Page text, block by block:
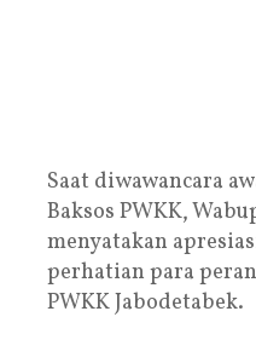
Saat diwawancara
Baksos PWKK,
menyatakan
perhatian para
PWKK Jabodetabek.